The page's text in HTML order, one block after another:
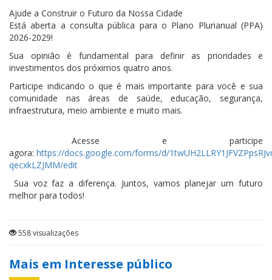
Ajude a Construir o Futuro da Nossa Cidade
Está aberta a consulta pública para o Plano Plurianual (PPA)
2026-2029!
Sua opinião é fundamental para definir as prioridades e
investimentos dos próximos quatro anos.
Participe indicando o que é mais importante para você e sua
comunidade nas áreas de saúde, educação, segurança,
infraestrutura, meio ambiente e muito mais.
Acesse e participe
agora: https://docs.google.com/forms/d/
qecxkLZJMM/edit
Sua voz faz a diferença. Juntos, vamos planejar um futuro
melhor para todos!
558 visualizações
Mais em Interesse público